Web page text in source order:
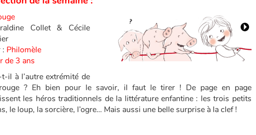
Collet & Cécile
: Philomèle
de 3 ans
t-il à l’autre extrémité de
? Eh bien pour le savoir, il faut le tirer ! De page en page
les héros traditionnels de la littérature enfantine : les trois petits
le loup, la sorcière, l’ogre… Mais aussi une belle surprise à la clef !